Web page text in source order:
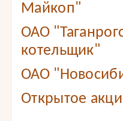
Майкоп"
ОАО
котельщик"
ОАО
Открытое